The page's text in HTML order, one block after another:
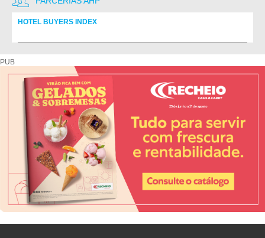
HOTEL BUYERS INDEX
PUB